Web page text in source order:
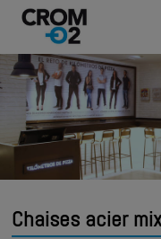
Chaises acier